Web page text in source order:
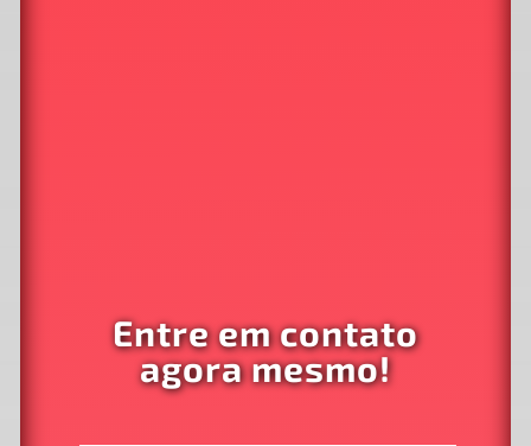
Entre em contato
agora mesmo!